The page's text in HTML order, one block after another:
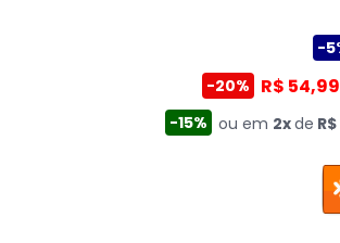
-
-20% R$ 54,99
-15% ou em 2xde